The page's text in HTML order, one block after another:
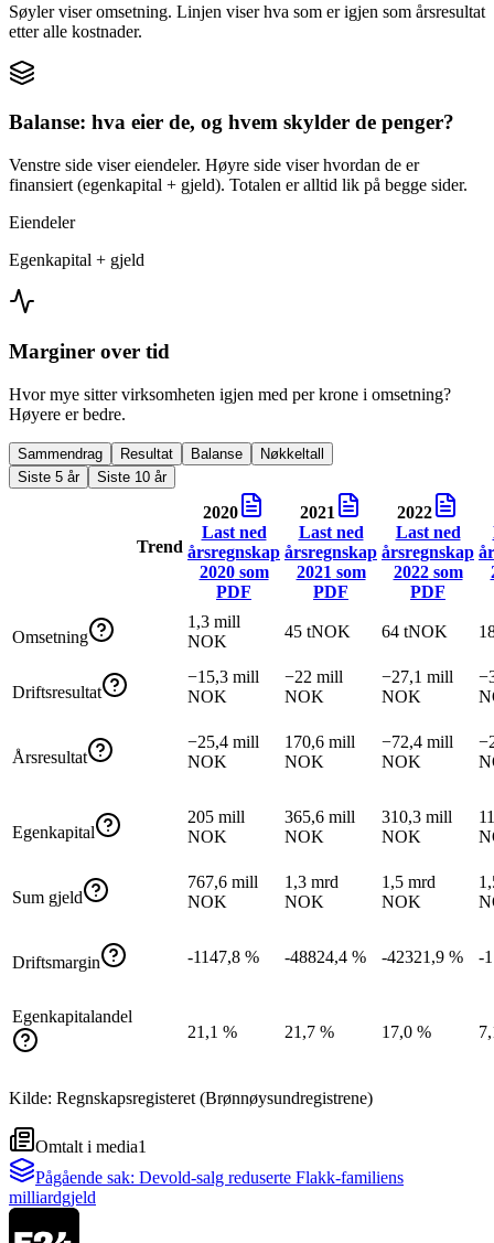
Søyler viser omsetning. Linjen viser hva som er igjen som årsresultat
etter alle kostnader.
Balanse: hva eier de, og hvem skylder de penger?
Venstre side viser eiendeler. Høyre side viser hvordan de er
finansiert (egenkapital + gjeld). Totalen er alltid lik på begge sider.
Eiendeler
Egenkapital + gjeld
Marginer over tid
Hvor mye sitter virksomheten igjen med per krone i omsetning?
Høyere er bedre.
Sammendrag Resultat Balanse
Nøkkeltall
Siste 5 år
Siste 10 år
Trend
2020
Last ned
årsregnskap
2020som
PDF
2021
Last ned
årsregnskap
2021 som
PDF
2022
Last ned
årsregnskap
2022som
PDF
Omsetning
1,3 mill
NOK
45 tNOK 64 tNOK
Driftsresultat
−15,3 mill
NOK
−22 mill
NOK
−27,1 mill
NOK
Årsresultat
−25,4 mill
NOK
170,6 mill
NOK
−72,4 mill
NOK
Egenkapital
205 mill
NOK
365,6 mill
NOK
310,3 mill
NOK
Sum gjeld
767,6 mill
NOK
1,3 mrd
NOK
1,5 mrd
NOK
Driftsmargin -1147,8 % -48824,4 % -42321,9 % -
Egenkapitalandel
21,1 %
21,7 % 17,0 %
Kilde: Regnskapsregisteret (Brønnøysundregistrene)
Omtalt i media1
Pågående sak: Devold-salg reduserte Flakk-familiens
milliardgjeld